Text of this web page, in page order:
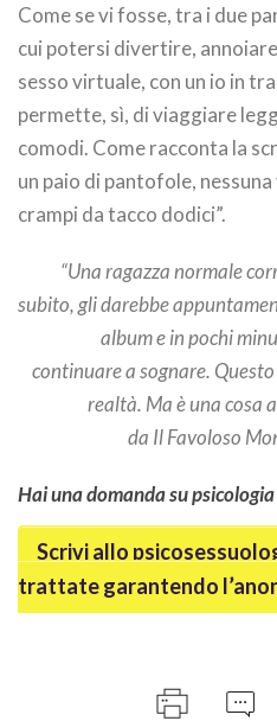
Come se vi fosse, tra i due
cui potersi divertire,
sesso virtuale, con un io in
permette, sì, di viaggiare
comodi. Come racconta la
un paio di pantofole,
crampi da tacco dodici”.
“Una ragazza normale
subito, gli darebbe
album e in pochi
continuare a sognare.
realtà. Ma è una cosa
da Il Favoloso
Hai una domanda su
Scrivi allo
trattate garantendo